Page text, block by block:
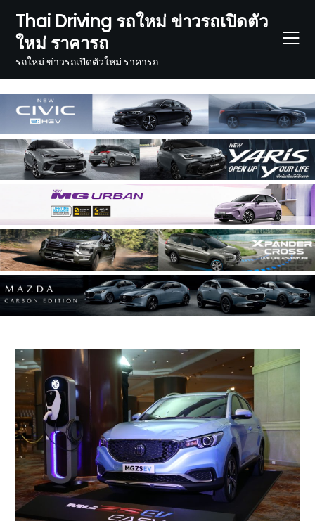
content
Thai Driving รถใหม่ ข่าวรถเปิดตัว
ใหม่ ราคารถ
รถใหม่ ข่าวรถเปิดตัวใหม่ ราคารถ